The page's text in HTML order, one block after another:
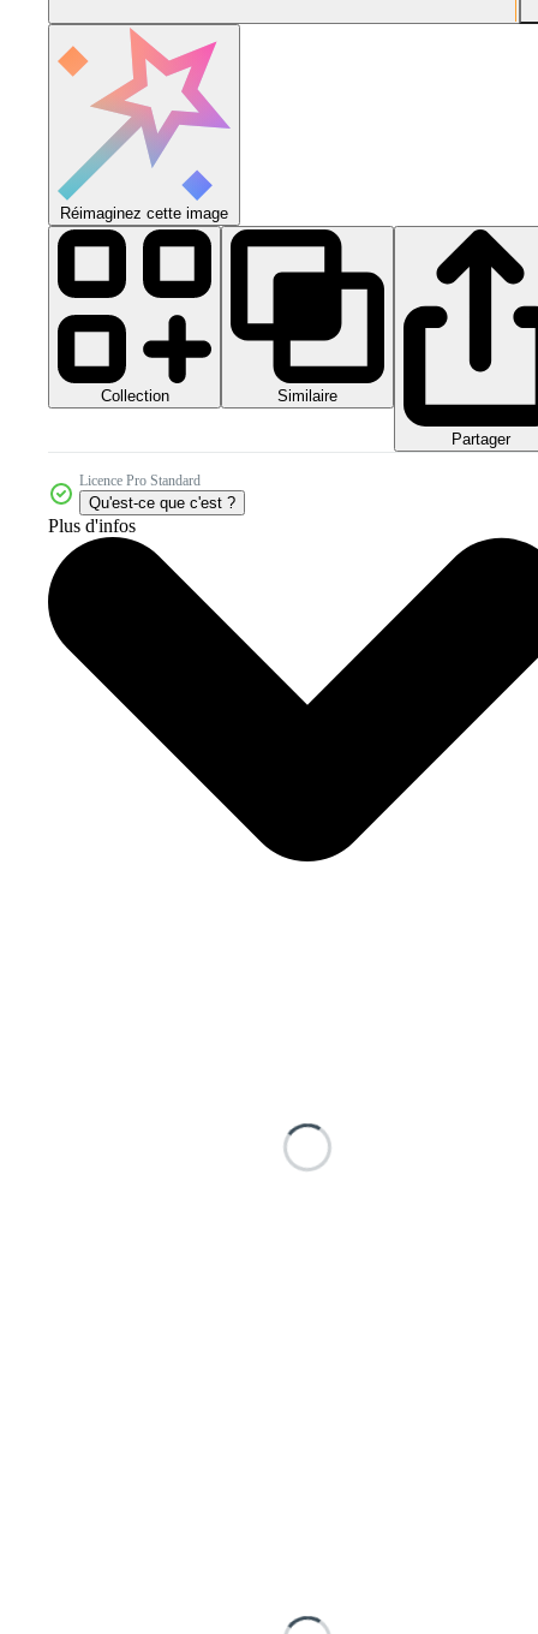
Réimaginez cette image
Collection Similaire
Partager
Licence Pro Standard
Qu'est-ce que c'est ?
Plus d'infos